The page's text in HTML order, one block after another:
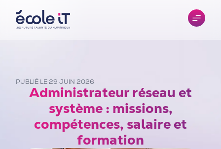
PUBLIÉ LE 29 JUIN 2026
Administrateur réseau et
système : missions,
compétences, salaire et
formation